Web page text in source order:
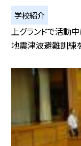
学校紹介
上グランドで活動
地震津波避難訓練